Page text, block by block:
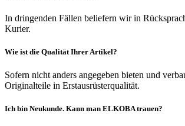
In dringenden Fällen beliefern wir in
Kurier.
Wie ist die Qualität Ihrer Artikel?
Sofern nicht anders angegeben bieten und
Originalteile in Erstausrüsterqualität.
Ich bin Neukunde. Kann man ELKOBA trauen?